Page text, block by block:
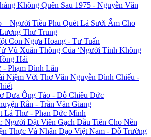
Không Quên Sau 1975 - Nguyễn Văn
– Người Tiều Phu Quét Lá Sưởi Ấm Cho
Thư Trung
Con Ngựa Hoang - Tư Tuấn
Vũ Xuân Thông Của ‘Người Tình Không
Hải
- Phạm Đình Lân
Niệm Với Thơ Văn Nguyễn Đình Chiểu -
Đưa Ông Táo - Đỗ Chiêu Đức
Rắn - Trần Văn Giang
Lá Thư - Phan Đức Minh
Người Đặt Viên Gạch Đầu Tiên Cho Nền
Thực Và Nhân Đạo Việt Nam - Đỗ Trường